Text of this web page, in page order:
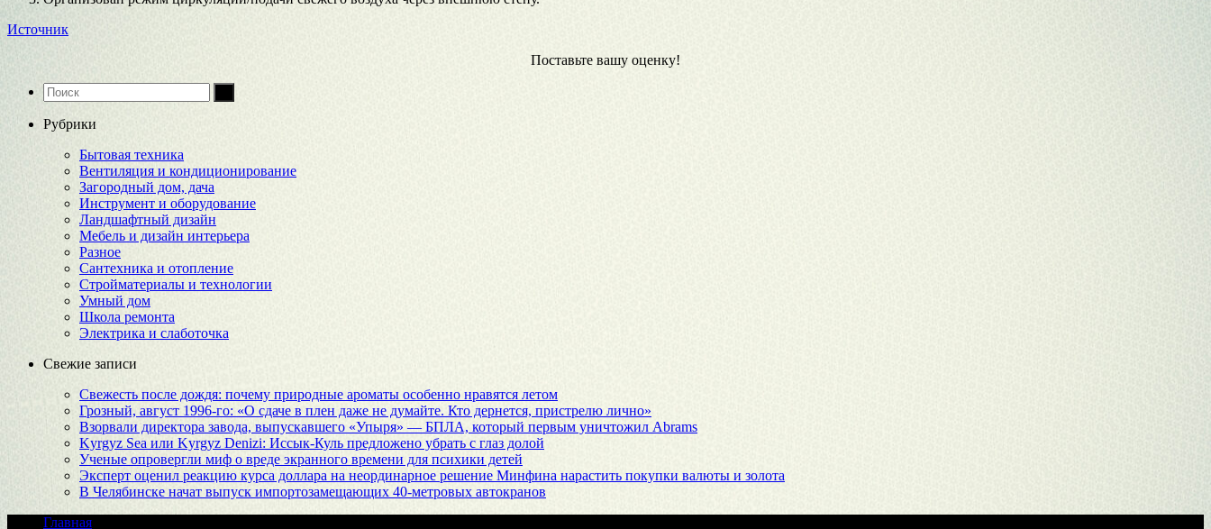
Источник
Поставьте вашу оценку!
Рубрики
Бытовая техника
Вентиляция и кондиционирование
Загородный дом, дача
Инструмент и оборудование
Ландшафтный дизайн
Мебель и дизайн интерьера
Разное
Сантехника и отопление
Стройматериалы и технологии
Умный дом
Школа ремонта
Электрика и слаботочка
Свежие записи
Свежесть после дождя: почему природные ароматы особенно нравятся летом
Грозный, август 1996-го: «О сдаче в плен даже не думайте. Кто дернется, пристрелю лично»
Взорвали директора завода, выпускавшего «Упыря» — БПЛА, который первым уничтожил Abrams
Kyrgyz Sea или Kyrgyz Denizi: Иссык-Куль предложено убрать с глаз долой
Ученые опровергли миф о вреде экранного времени для психики детей
Эксперт оценил реакцию курса доллара на неординарное решение Минфина нарастить покупки валюты и золота
В Челябинске начат выпуск импортозамещающих 40-метровых автокранов
Главная